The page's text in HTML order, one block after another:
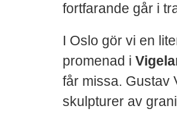
fortfarande går i
I Oslo gör vi en
promenad i
får missa. Gustav
skulpturer